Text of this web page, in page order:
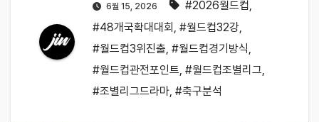
6월 15, 2026 #2026월드컵,
#48개국확대대회 , #월드컵32강,
#월드컵3위진출, #월드컵경기방식,
#월드컵관전포인트, #월드컵조별리그,
#조별리그드라마, #축구분석